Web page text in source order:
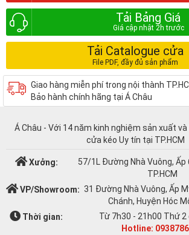
Tải Bảng Giá
Tải Catalogue cửa
Giao hàng miễn phí trong nội thành
Bảo hành chính hãng tại Á Châu
Á Châu - Với 14 năm kinh nghiệm sản xuất
cửa kéo Uy tín tại TP.HCM
Xưởng:
57/1L Đường Nhà Vuông, Ấp
TP.HCM
VP/Showroom: 31 Đường Nhà Vuông, Ấp
Chánh, Huyện Hóc
Thời gian:
Từ 7h30 - 21h00 Thứ
Hotline: